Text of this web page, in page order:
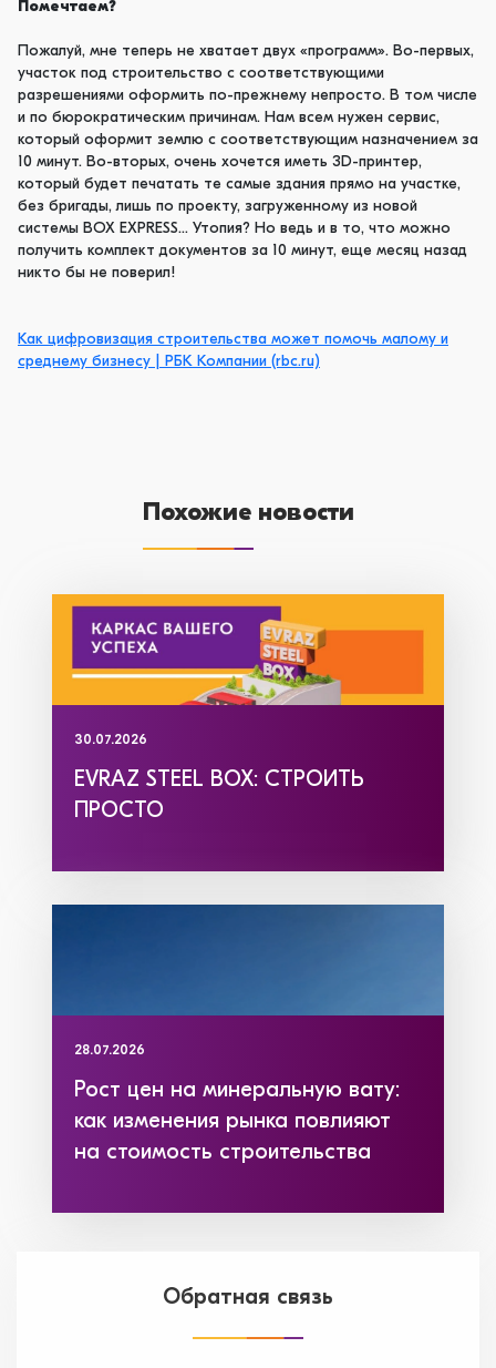
Помечтаем?
Пожалуй, мне теперь не хватает двух «программ». Во-первых,
участок под строительство с соответствующими
разрешениями оформить по-прежнему непросто. В том числе
и по бюрократическим причинам. Нам всем нужен сервис,
который оформит землю с соответствующим назначением за
10 минут. Во-вторых, очень хочется иметь 3D-принтер,
который будет печатать те самые здания прямо на участке,
без бригады, лишь по проекту, загруженному из новой
системы BOX EXPRESS… Утопия? Но ведь и в то, что можно
получить комплект документов за 10 минут, еще месяц назад
никто бы не поверил!
Как цифровизация строительства может помочь малому и
среднему бизнесу | РБК Компании (rbc.ru)
Похожие новости
30.07.2026
EVRAZ STEEL BOX: СТРОИТЬ
ПРОСТО
28.07.2026
Рост цен на минеральную вату:
как изменения рынка повлияют
на стоимость строительства
Обратная связь